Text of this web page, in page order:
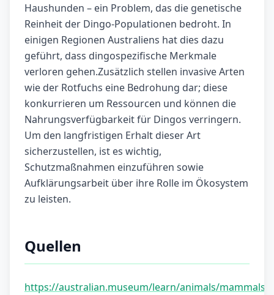
Haushunden – ein Problem, das die genetische
Reinheit der Dingo-Populationen bedroht. In
einigen Regionen Australiens hat dies dazu
geführt, dass dingospezifische Merkmale
verloren gehen.Zusätzlich stellen invasive Arten
wie der Rotfuchs eine Bedrohung dar; diese
konkurrieren um Ressourcen und können die
Nahrungsverfügbarkeit für Dingos verringern.
Um den langfristigen Erhalt dieser Art
sicherzustellen, ist es wichtig,
Schutzmaßnahmen einzuführen sowie
Aufklärungsarbeit über ihre Rolle im Ökosystem
zu leisten.
Quellen
https://australian.museum/learn/animals/mammals/